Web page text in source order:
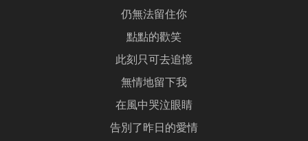
仍無法留住你
點點的歡笑
此刻只可去追憶
無情地留下我
在風中哭泣眼睛
告別了昨日的愛情